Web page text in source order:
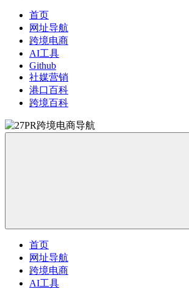
首页
网址导航
跨境电商
AI工具
Github
社媒营销
港口百科
跨境百科
首页
网址导航
跨境电商
AI工具